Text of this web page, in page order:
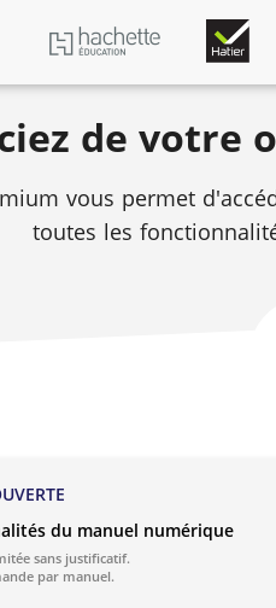
de votre
vous permet
toutes les
du manuel numérique
sans justificatif.
par manuel.